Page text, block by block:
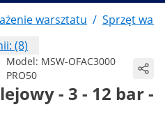
warsztatu / Sprzęt
(8)
Model: MSW-OFAC3000
PRO50
- 3 - 12 bar -